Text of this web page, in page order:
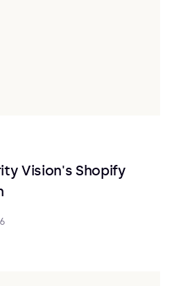
Vision's Shopify